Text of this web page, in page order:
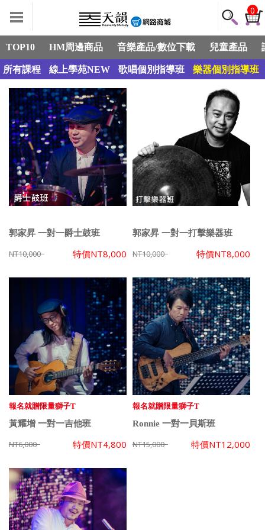
0
TOP10 HM周邊商品 音樂產品/數位下載 兒童產品
所有課程 線上學苑NEW 歌唱個別指導班 樂器個別指導班
郭家昇 一對一爵士鼓班
NT10,000 特價NT8,000
郭家昇 一對一打擊樂器班
NT10,000 特價NT8,000
報名就贈限量獅子T
黃耀增 一對一吉他班
NT6,000 特價NT4,800
報名就贈限量獅子T
Ronnie 一對一貝斯班
NT15,000 特價NT12,000